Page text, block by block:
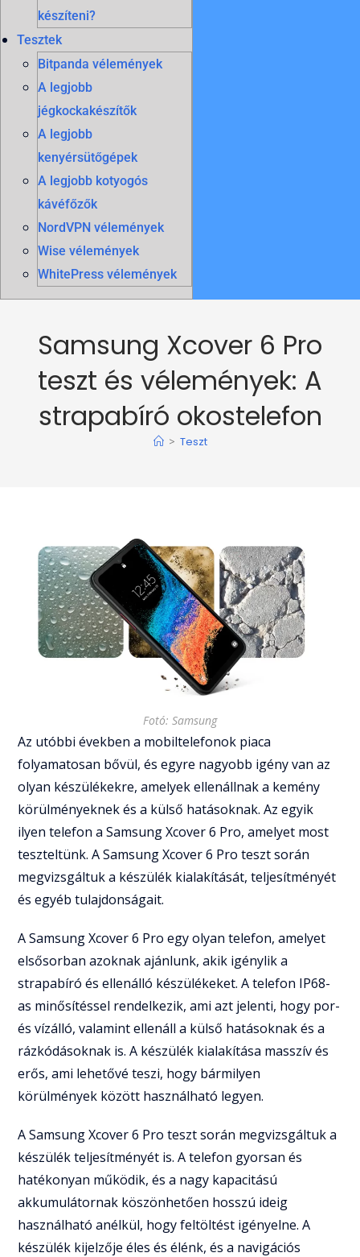
készíteni?
Tesztek
Bitpanda vélemények
A legjobb
jégkockakészítők
A legjobb
kenyérsütőgépek
A legjobb kotyogós
kávéfőzők
NordVPN vélemények
Wise vélemények
WhitePress vélemények
Samsung Xcover 6 Pro
teszt és vélemények: A
strapabíró okostelefon
> Teszt
Fotó: Samsung
Az utóbbi években a mobiltelefonok piaca
folyamatosan bővül, és egyre nagyobb igény van az
olyan készülékekre, amelyek ellenállnak a kemény
körülményeknek és a külső hatásoknak. Az egyik
ilyen telefon a Samsung Xcover 6 Pro, amelyet most
teszteltünk. A Samsung Xcover 6 Pro teszt során
megvizsgáltuk a készülék kialakítását, teljesítményét
és egyéb tulajdonságait.
A Samsung Xcover 6 Pro egy olyan telefon, amelyet
elsősorban azoknak ajánlunk, akik igénylik a
strapabíró és ellenálló készülékeket. A telefon IP68-
as minősítéssel rendelkezik, ami azt jelenti, hogy por-
és vízálló, valamint ellenáll a külső hatásoknak és a
rázkódásoknak is. A készülék kialakítása masszív és
erős, ami lehetővé teszi, hogy bármilyen
körülmények között használható legyen.
A Samsung Xcover 6 Pro teszt során megvizsgáltuk a
készülék teljesítményét is. A telefon gyorsan és
hatékonyan működik, és a nagy kapacitású
akkumulátornak köszönhetően hosszú ideig
használható anélkül, hogy feltöltést igényelne. A
készülék kijelzője éles és élénk, és a navigációs